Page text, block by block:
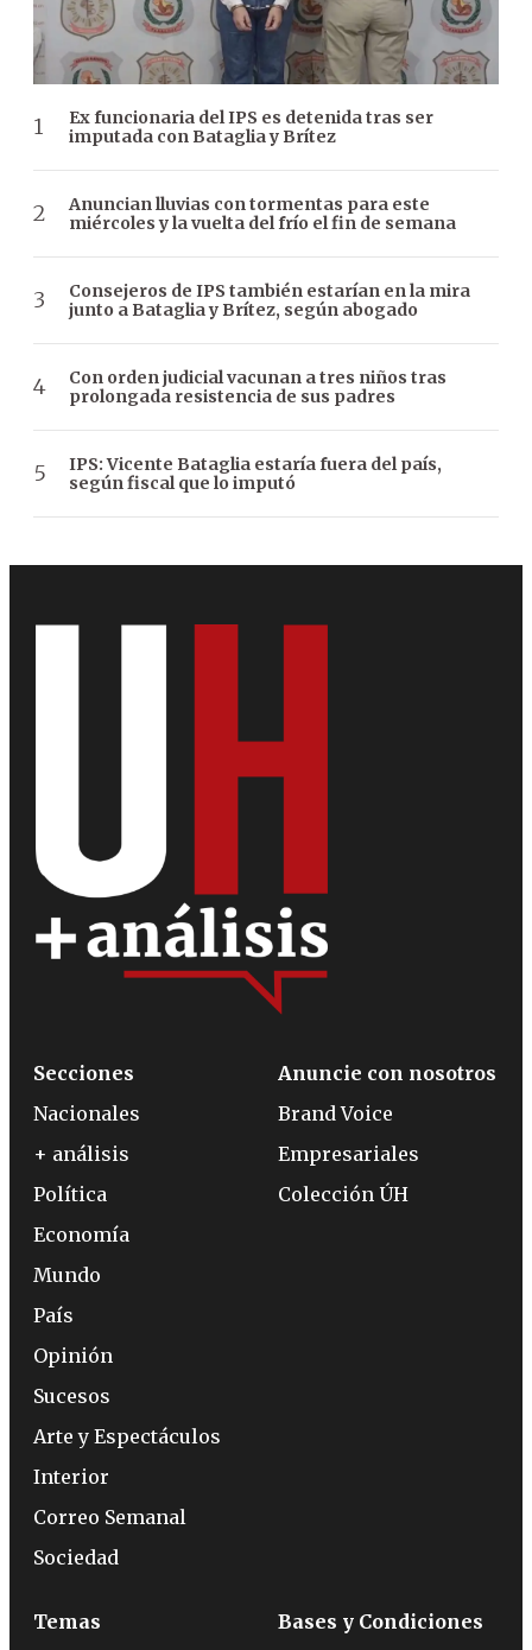
Ex funcionaria del IPS es detenida tras ser
imputada con Bataglia y Brítez
Anuncian lluvias con tormentas para este
miércoles y la vuelta del frío el fin de semana
Consejeros de IPS también estarían en la mira
junto a Bataglia y Brítez, según abogado
Con orden judicial vacunan a tres niños tras
prolongada resistencia de sus padres
IPS: Vicente Bataglia estaría fuera del país,
según fiscal que lo imputó
Secciones
Nacionales
+ análisis
Política
Economía
Mundo
País
Opinión
Sucesos
Arte y Espectáculos
Interior
Correo Semanal
Sociedad
Anuncie con nosotros
Brand Voice
Empresariales
Colección ÚH
Temas Bases y Condiciones